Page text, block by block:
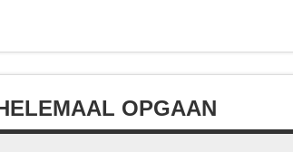
OPGAAN